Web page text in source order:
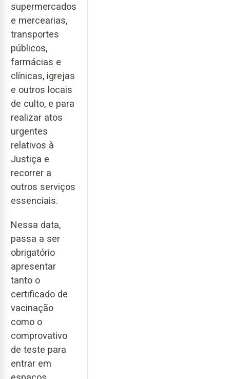
supermercados
e mercearias,
transportes
públicos,
farmácias e
clínicas, igrejas
e outros locais
de culto, e para
realizar atos
urgentes
relativos à
Justiça e
recorrer a
outros serviços
essenciais.
Nessa data,
passa a ser
obrigatório
apresentar
tanto o
certificado de
vacinação
como o
comprovativo
de teste para
entrar em